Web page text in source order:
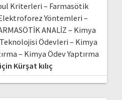
Kriterleri – Farmasötik
Yöntemleri –
ANALİZ – Kimya
Ödevleri – Kimya
– Kimya Ödev Yaptırma
için Kürşat kılıç